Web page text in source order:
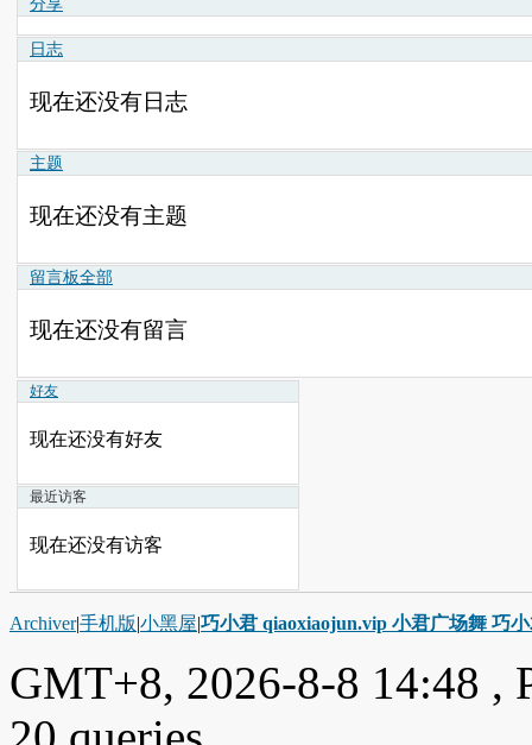
日志
现在还没有日志
主题
现在还没有主题
留言板全部
现在还没有留言
好友
现在还没有好友
最近访客
现在还没有访客
Archiver|手机版|小黑屋|巧小君 qiaoxiaojun.vip 小君广场舞 巧
GMT+8, 2026-8-8 14:48 ,